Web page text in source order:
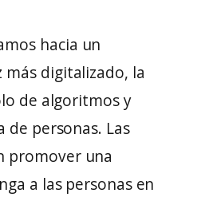
hacia un
más digitalizado, la
de algoritmos y
de personas. Las
promover una
a las personas en